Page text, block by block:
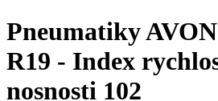
Pneumatiky
R19 - Index
nosnosti 102